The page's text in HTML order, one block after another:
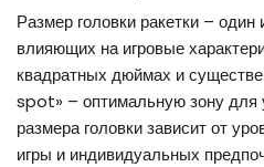
Размер головки ракетки –
влияющих на игровые
квадратных дюймах и
spot» – оптимальную зону для
размера головки зависит от
игры и индивидуальных